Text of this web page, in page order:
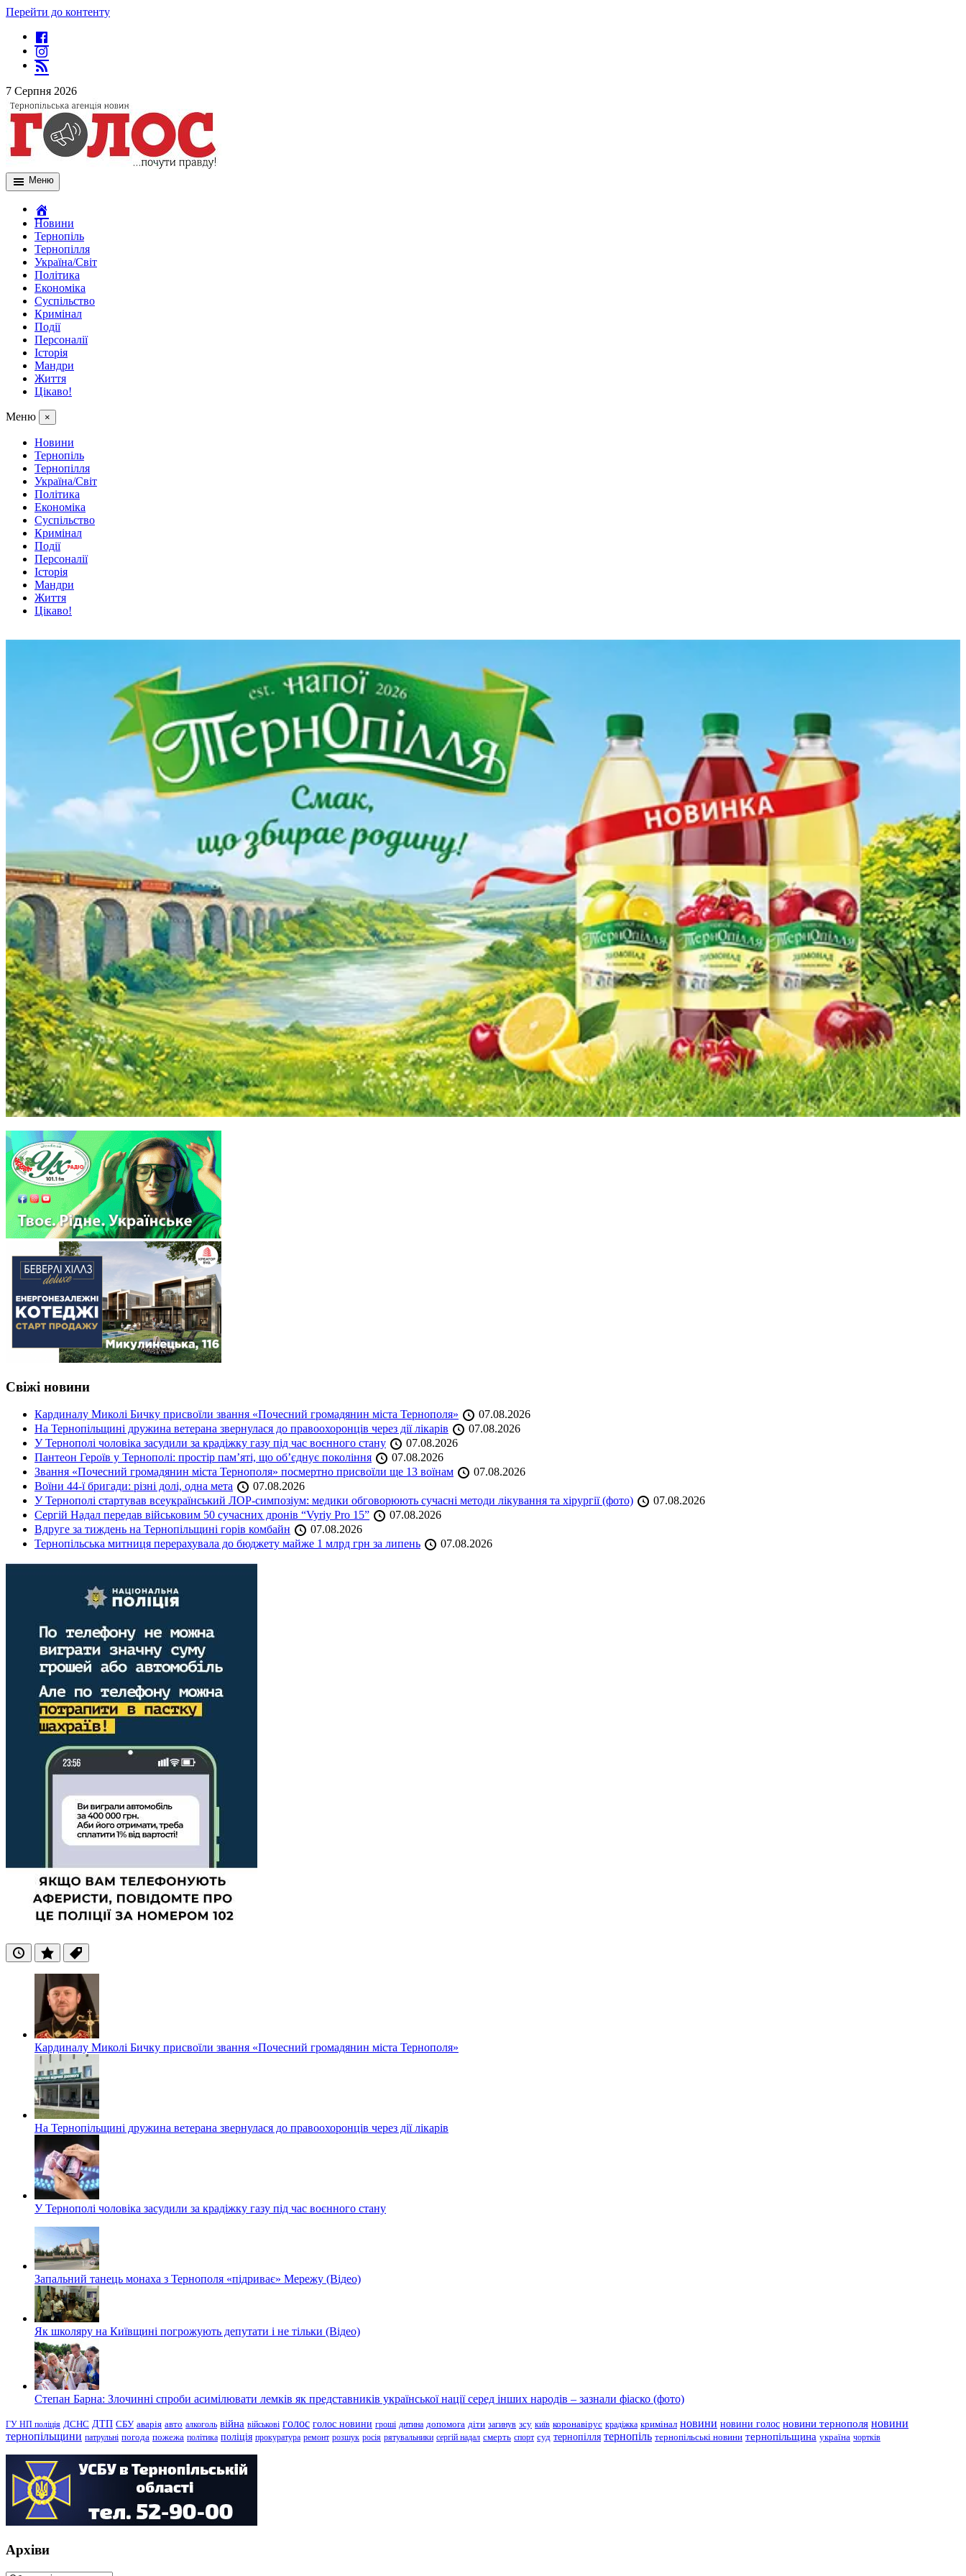
Перейти до контенту
7 Серпня 2026
Меню
Новини
Тернопіль
Тернопілля
Україна/Світ
Політика
Економіка
Суспільство
Кримінал
Події
Персоналії
Історія
Мандри
Життя
Цікаво!
Меню ×
Новини
Тернопіль
Тернопілля
Україна/Світ
Політика
Економіка
Суспільство
Кримінал
Події
Персоналії
Історія
Мандри
Життя
Цікаво!
Свіжі новини
Кардиналу Миколі Бичку присвоїли звання «Почесний громадянин міста Тернополя»
07.08.2026
На Тернопільщині дружина ветерана звернулася до правоохоронців через дії лікарів
07.08.2026
У Тернополі чоловіка засудили за крадіжку газу під час воєнного стану
07.08.2026
Пантеон Героїв у Тернополі: простір пам’яті, що об’єднує покоління
07.08.2026
Звання «Почесний громадянин міста Тернополя» посмертно присвоїли ще 13 воїнам
07.08.2026
Воїни 44-ї бригади: різні долі, одна мета
07.08.2026
У Тернополі стартував всеукраїнський ЛОР-симпозіум: медики обговорюють сучасні методи лікування та хірургії (фото)
07.08.2026
Сергій Надал передав військовим 50 сучасних дронів “Vyriy Pro 15”
07.08.2026
Вдруге за тиждень на Тернопільщині горів комбайн
07.08.2026
Тернопільська митниця перерахувала до бюджету майже 1 млрд грн за липень
07.08.2026
ОстанніПопулярні
Теги
Кардиналу Миколі Бичку присвоїли звання «Почесний громадянин міста Тернополя»
На Тернопільщині дружина ветерана звернулася до правоохоронців через дії лікарів
У Тернополі чоловіка засудили за крадіжку газу під час воєнного стану
Запальний танець монаха з Тернополя «підриває» Мережу (Відео)
Як школяру на Київщині погрожують депутати і не тільки (Відео)
Степан Барна: Злочинні спроби асимілювати лемків як представників української нації серед інших народів – зазнали фіаско (фото)
ГУ НП поліція ДСНС ДТП СБУ аварія авто алкоголь війна військові голос голос новини гроші дитина допомога діти загинув зсу київ коронавірус крадіжка кримінал новини новини голос новини тернополя новини
тернопільщини патрульні погода пожежа політика поліція прокуратура ремонт розшук росія рятувальники сергій надал смерть спорт суд тернопілля тернопіль тернопільські новини тернопільщина україна чортків
Архіви